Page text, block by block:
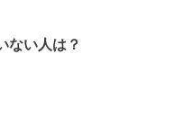
ない人は？